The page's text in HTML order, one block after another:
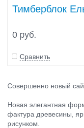
Тимберблок
0 руб.
Сравнить
Совершенно новый
Новая элегантная
фактура древесины,
рисунком.